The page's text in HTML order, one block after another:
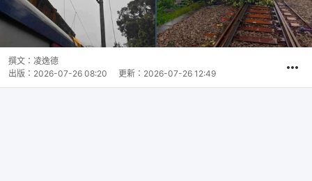
撰文： 凌逸德
出版： 2026-07-26 08:20 更新： 2026-07-26 12:49